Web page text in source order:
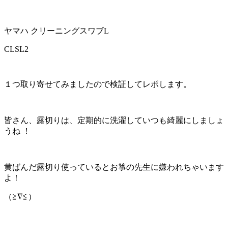
ヤマハ クリーニングスワブL
CLSL2
１つ取り寄せてみましたので検証してレポします。
皆さん、露切りは、定期的に洗濯していつも綺麗にしましょ
うね ！
黄ばんだ露切り使っているとお箏の先生に嫌われちゃいます
よ！
（≧∇≦）